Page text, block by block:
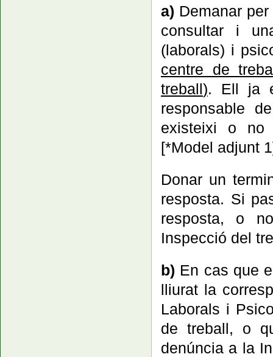
a) Demanar
consultar i
(laborals) i
centre de
treball). Ell ja
responsable
existeixi o no
[*Model adjunt
Donar un
resposta. Si
resposta, o
Inspecció del
b) En cas que
lliurat la
Laborals i
de treball, o
denúncia a la